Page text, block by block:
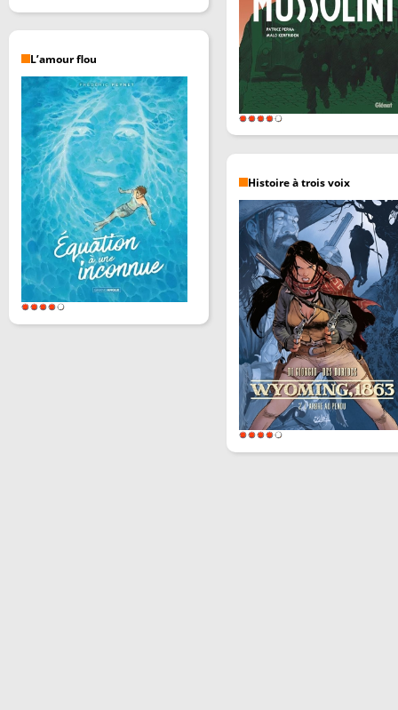
L’amour flou
Histoire à trois voix